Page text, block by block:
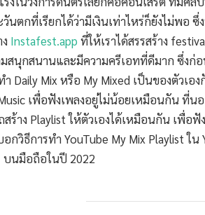
นตกที่เรียกได้ว่ามีเงินเท่าไหร่ก็ยังไม่พอ
Instafest.app ที่ให้เราได้สรรสร้าง
สนุกสนานและมีความครีเอทที่ดีมาก ซึ่งก่
ำ Daily Mix หรือ My Mixed เป็นของตัวเอ
เพื่อฟังเพลงอยู่ไม่น้อยเหมือนกัน ที่
สร้าง Playlist ให้ตัวเองได้เหมือนกัน เพื่อ
อกวิธีการทำ YouTube My Mix Playlist ใ
บนมือถือในปี 2022